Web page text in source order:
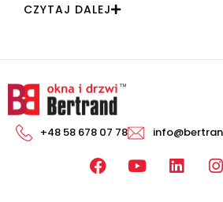
CZYTAJ DALEJ
+48 58 678 07 78
F
Y
L
I